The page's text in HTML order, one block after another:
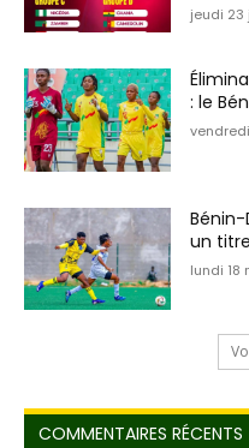
jeudi 23
: le
un
lundi 18
COMMENTAIRES RÉCENTS